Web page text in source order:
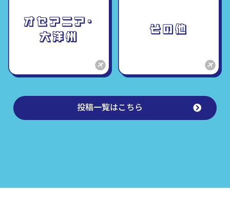
投稿一覧はこちら